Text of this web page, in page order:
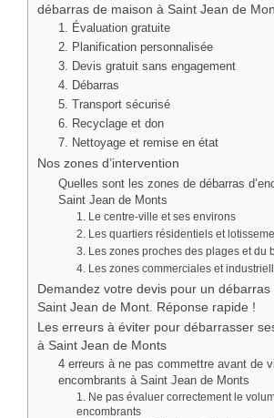
débarras de maison à Saint Jean de
1. Évaluation gratuite
2. Planification personnalisée
3. Devis gratuit sans engagement
4. Débarras
5. Transport sécurisé
6. Recyclage et don
7. Nettoyage et remise en état
Nos zones d’intervention
Quelles sont les zones de débarras
Saint Jean de Monts
1. Le centre-ville et ses environs
2. Les quartiers résidentiels et
3. Les zones proches des plages et du
4. Les zones commerciales et
Demandez votre devis pour un débarras
Saint Jean de Mont. Réponse rapide !
Les erreurs à éviter pour débarrasser
à Saint Jean de Monts
4 erreurs à ne pas commettre avant de
encombrants à Saint Jean de Monts
1. Ne pas évaluer correctement le
encombrants